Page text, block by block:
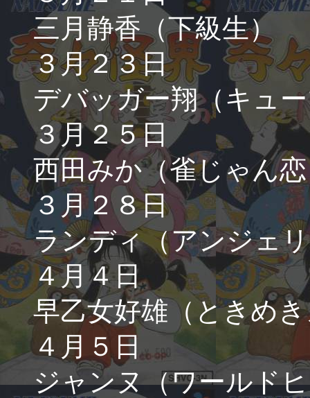
三月静香（下級生）
３月２３日
デバッガー翔（キュ
３月２５日
西田みか（雀じゃん
３月２８日
ランディ（アンジェ
４月４日
早乙女好雄（ときめ
４月５日
ジャンヌ（ワールド